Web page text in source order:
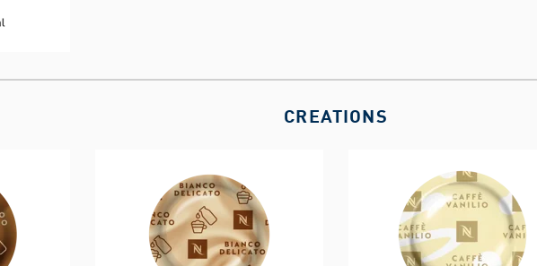
CREATIONS